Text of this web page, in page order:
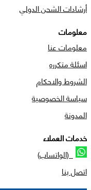
أرشادات الشحن الدولي
معلومات
معلومات عنا
اسئلة متكرره
الشروط والاحكام
سياسة الخصوصية
المدونة
خدمات العملاء
(الواتساب)
اتصل بنا